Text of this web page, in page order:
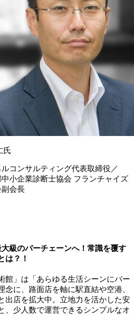
氏
ルコンサルティング代表取締役／
小企業診断士協会 フランチャイズ
会長
級のバーチェーンへ！常識を覆す
は？！
館」は「あらゆる生活シーンにバー
念に、路面店を軸に駅直結や空港、
出店を拡大中。立地力を活かした安
、少人数で運営できるシンプルなオ